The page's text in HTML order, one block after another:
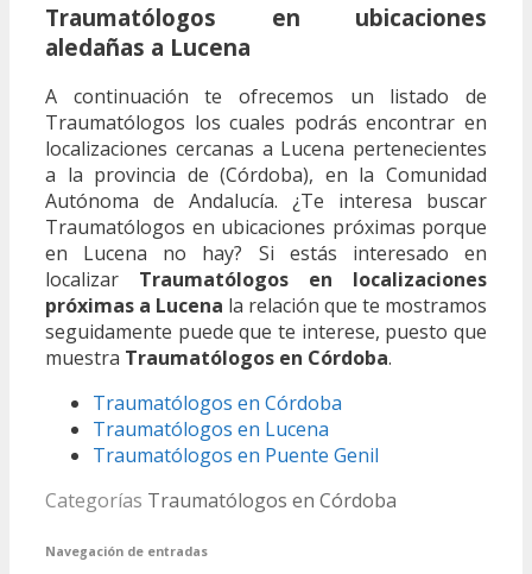
Traumatólogos en ubicaciones
aledañas a Lucena
A continuación te ofrecemos un listado de
Traumatólogos los cuales podrás encontrar en
localizaciones cercanas a Lucena pertenecientes
a la provincia de (Córdoba), en la Comunidad
Autónoma de Andalucía. ¿Te interesa buscar
Traumatólogos en ubicaciones próximas porque
en Lucena no hay? Si estás interesado en
localizar Traumatólogos en localizaciones
próximas a Lucena la relación que te mostramos
seguidamente puede que te interese, puesto que
muestra Traumatólogos en Córdoba.
Traumatólogos en Córdoba
Traumatólogos en Lucena
Traumatólogos en Puente Genil
Categorías Traumatólogos en Córdoba
Navegación de entradas